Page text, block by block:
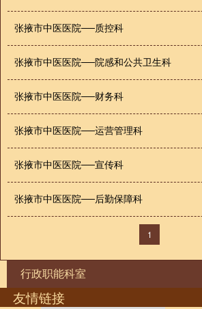
张掖市中医医院──质控科
张掖市中医医院──院感和公共卫生科
张掖市中医医院──财务科
张掖市中医医院──运营管理科
张掖市中医医院──宣传科
张掖市中医医院──后勤保障科
1
行政职能科室
友情链接